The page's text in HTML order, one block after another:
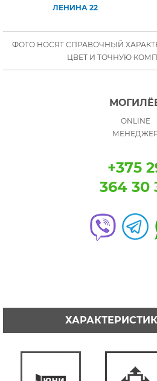
ЛЕНИНА 22
ФОТО НОСЯТ СПРАВОЧНЫЙ
ЦВЕТ И ТОЧНУЮ
ONLINE
+375
364 30